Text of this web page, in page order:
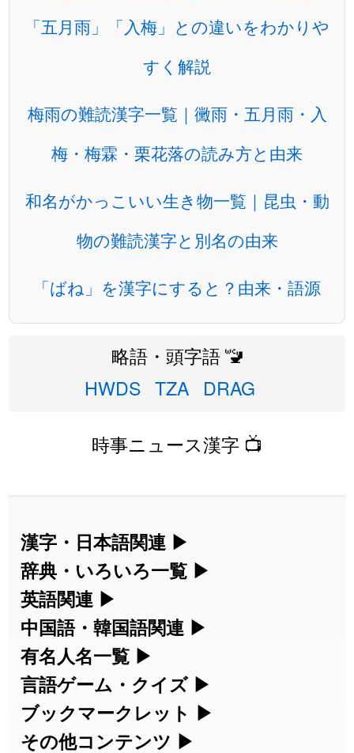
「五月雨」「入梅」との違いをわかりや
すく解説
梅雨の難読漢字一覧｜黴雨・五月雨・入
梅・梅霖・栗花落の読み方と由来
和名がかっこいい生き物一覧｜昆虫・動
物の難読漢字と別名の由来
「ばね」を漢字にすると？由来・語源
略語・頭字語 🚾
HWDS TZA DRAG
時事ニュース漢字 📺
漢字・日本語関連 ▶
漢字の読み方検索、手書き入力、書き順
練習など、日本語学習に役立つツールを
集めています。
人名漢字辞典 - 読み方検索
手書き漢字入力
辞典・いろいろ一覧 ▶
部首・画数別の漢字一覧、熟語辞典、地
名・駅名検索など、各種リファレンスツ
ールです。
部首画数別漢字一覧
常用漢字一覧
英語関連 ▶
カタカナ語・略語の意味検索、発音記
号、リスニング練習など英語学習ツール
です。
カタカナ語の意味・発音・類語辞典
中国語・韓国語関連 ▶
中国語のピンイン変換、韓国語の手書き
入力など、アジア言語学習ツールです。
手書き中国語入力 変換ツール
有名人名一覧 ▶
海外セレブやスポーツ選手の名前の読み
方・発音を確認できます。
言語ゲーム・クイズ ▶
四字熟語パズルや漢字クイズなど、楽し
みながら学べるゲームです。
ブックマークレット ▶
ブラウザに登録して、どのサイトからで
その他コンテンツ ▶